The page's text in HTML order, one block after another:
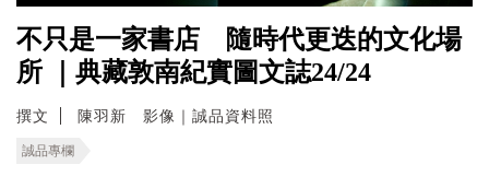
不只是一家書店 隨時代更迭的文化場
所 ｜典藏敦南紀實圖文誌24/24
撰文 陳羽新 影像｜誠品資料照
誠品專欄